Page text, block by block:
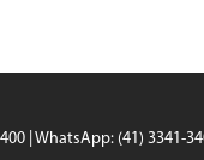
| WhatsApp: (41) 3341-